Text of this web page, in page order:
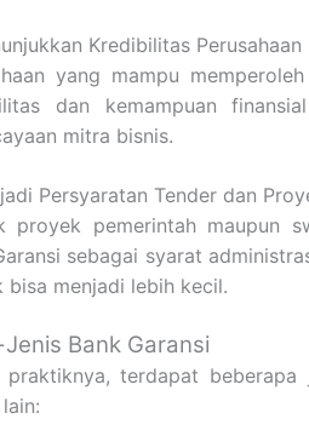
Kredibilitas Perusahaan
yang mampu
dan kemampuan
mitra bisnis.
Persyaratan Tender dan
proyek pemerintah maupun
sebagai syarat
bisa menjadi lebih kecil.
Bank Garansi
praktiknya, terdapat